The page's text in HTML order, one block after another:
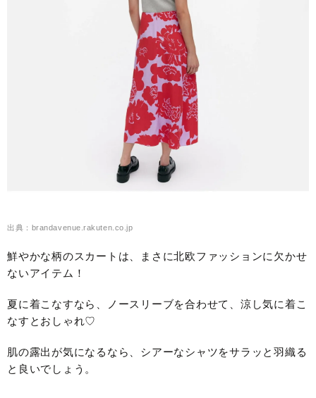
出典：brandavenue.rakuten.co.jp
鮮やかな柄のスカートは、まさに北欧ファッションに欠かせ
ないアイテム！
夏に着こなすなら、ノースリーブを合わせて、涼し気に着こ
なすとおしゃれ♡
肌の露出が気になるなら、シアーなシャツをサラッと羽織る
と良いでしょう。